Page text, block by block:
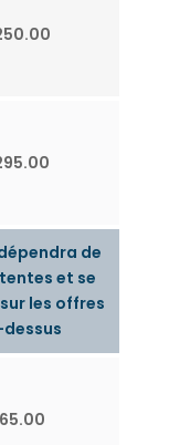
de
et se
les offres
65.00